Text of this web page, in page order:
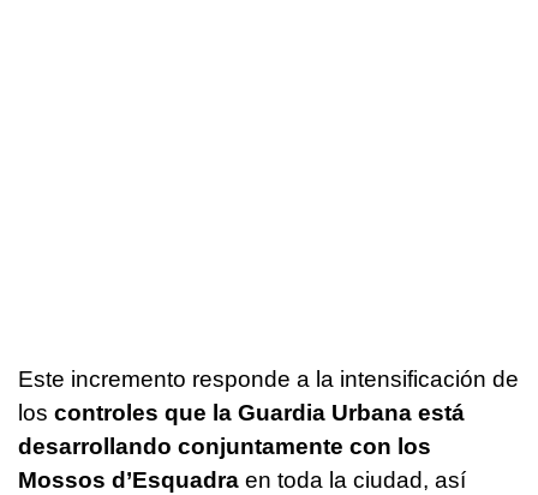
Este incremento responde a la intensificación de
los controles que la Guardia Urbana está
desarrollando conjuntamente con los
Mossos d’Esquadra en toda la ciudad, así